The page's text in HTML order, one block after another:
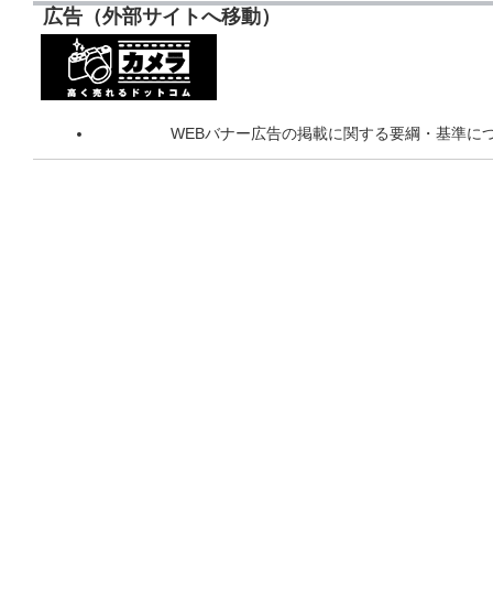
広告（外部サイトへ移動）
WEBバナー広告の掲載に関する要綱・基準に